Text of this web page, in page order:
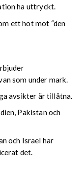
ha uttryckt.
ett hot mot “den
som under mark.
avsikter är tillåtna.
Pakistan och
och Israel har
det.